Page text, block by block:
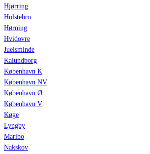
Hjørring
Holstebro
Hørning
Hvidovre
Juelsminde
Kalundborg
København K
København NV
København Ø
København V
Køge
Lyngby
Maribo
Nakskov